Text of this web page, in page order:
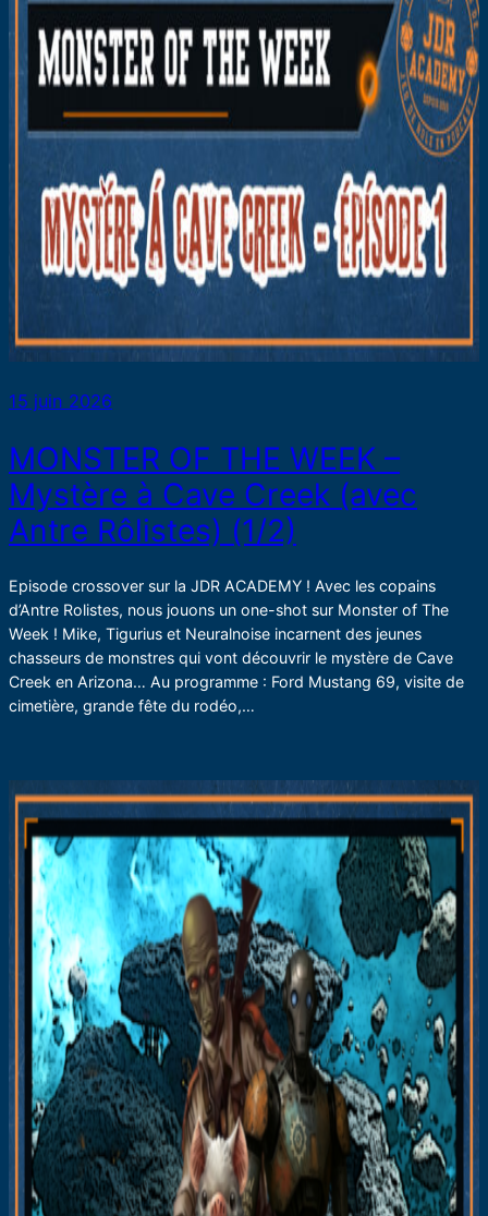
15 juin 2026
MONSTER OF THE WEEK –
Mystère à Cave Creek (avec
Antre Rôlistes) (1/2)
Episode crossover sur la JDR ACADEMY ! Avec les copains
d’Antre Rolistes, nous jouons un one-shot sur Monster of The
Week ! Mike, Tigurius et Neuralnoise incarnent des jeunes
chasseurs de monstres qui vont découvrir le mystère de Cave
Creek en Arizona… Au programme : Ford Mustang 69, visite de
cimetière, grande fête du rodéo,…